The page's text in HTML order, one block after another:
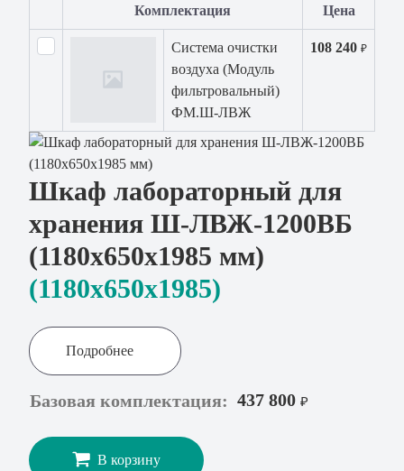
Шкаф лабораторный для
хранения Ш-ЛВЖ-1200ВБ
(1180x650x1985 мм)
(1180x650х1985)
Подробнее
Базовая комплектация: 437 800 ₽
В корзину
Комплектация Цена
Система очистки
воздуха (Модуль
фильтровальный)
ФМ.Ш-ЛВЖ
108 240 ₽